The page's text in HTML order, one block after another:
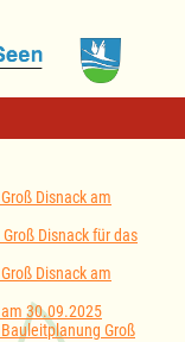
Disnack am
Disnack für das
Disnack am
30.09.2025
Groß